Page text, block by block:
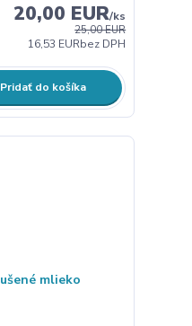
25,00 EUR
20,00 EUR/ks
16,53 EURbez DPH
Pridať do košíka